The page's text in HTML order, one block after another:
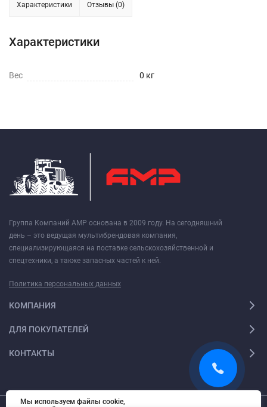
Характеристики Отзывы (0)
Характеристики
Вес 0 кг
Группа Компаний АМР основана в 2009 году. На сегодняшний
день – это ведущая мультибрендовая компания,
специализирующаяся на поставке сельскохозяйственной и
спецтехники, а также запасных частей к ней.
Политика персональных данных
КОМПАНИЯ
ДЛЯ ПОКУПАТЕЛЕЙ
КОНТАКТЫ
Мы используем файлы cookie,